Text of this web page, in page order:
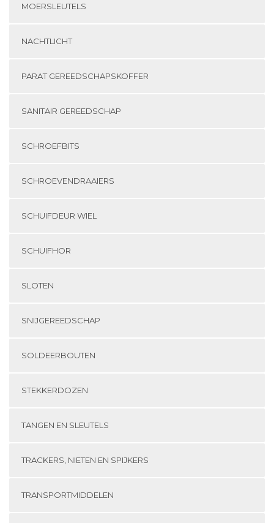
MOERSLEUTELS
NACHTLICHT
PARAT GEREEDSCHAPSKOFFER
SANITAIR GEREEDSCHAP
SCHROEFBITS
SCHROEVENDRAAIERS
SCHUIFDEUR WIEL
SCHUIFHOR
SLOTEN
SNIJGEREEDSCHAP
SOLDEERBOUTEN
STEKKERDOZEN
TANGEN EN SLEUTELS
TRACKERS, NIETEN EN SPIJKERS
TRANSPORTMIDDELEN